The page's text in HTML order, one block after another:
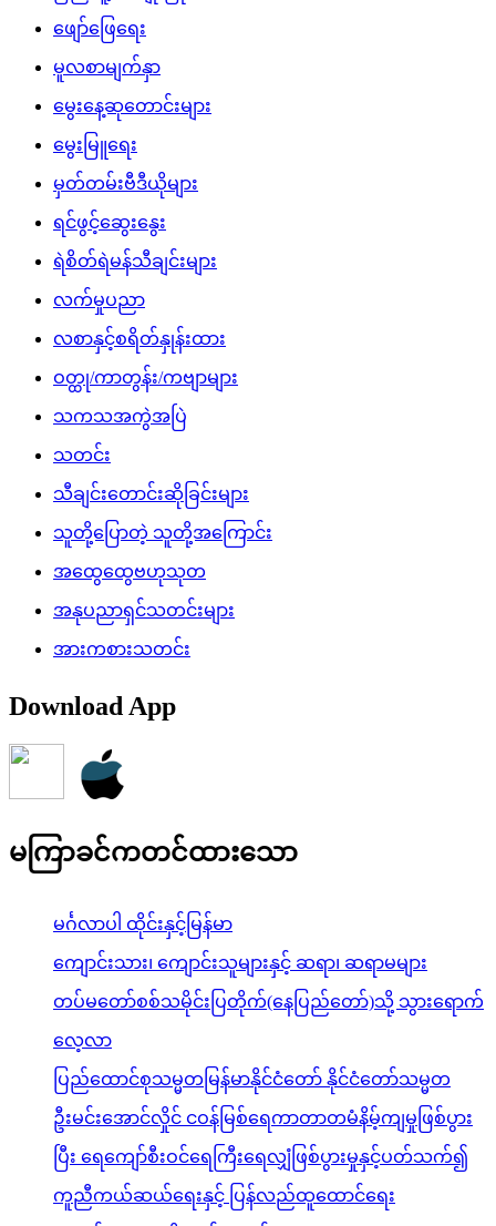
ဖျော်ဖြေရေး
မူလစာမျက်နှာ
မွေးနေ့ဆုတောင်းများ
မွေးမြူရေး
မှတ်တမ်းဗီဒီယိုများ
ရင်ဖွင့်ဆွေးနွေး
ရဲစိတ်ရဲမန်သီချင်းများ
လက်မှုပညာ
လစာနှင့်စရိတ်နှုန်းထား
ဝတ္ထု/ကာတွန်း/ကဗျာများ
သကသအကွဲအပြဲ
သတင်း
သီချင်းတောင်းဆိုခြင်းများ
သူတို့ပြောတဲ့ သူတို့အကြောင်း
အထွေထွေဗဟုသုတ
အနုပညာရှင်သတင်းများ
အားကစားသတင်း
Download App
မကြာခင်ကတင်ထားသော
မင်္ဂလာပါ ထိုင်းနှင့်မြန်မာ
ကျောင်းသား၊ ကျောင်းသူများနှင့် ဆရာ၊ ဆရာမများ
တပ်မတော်စစ်သမိုင်းပြတိုက်(နေပြည်တော်)သို့ သွားရောက်
လေ့လာ
ပြည်ထောင်စုသမ္မတမြန်မာနိုင်ငံတော် နိုင်ငံတော်သမ္မတ
ဦးမင်းအောင်လှိုင် ငဝန်မြစ်ရေကာတာတမံနိမ့်ကျမှုဖြစ်ပွား
ပြီး ရေကျော်စီးဝင်ရေကြီးရေလျှံဖြစ်ပွားမှုနှင့်ပတ်သက်၍
ကူညီကယ်ဆယ်ရေးနှင့် ပြန်လည်ထူထောင်ရေး